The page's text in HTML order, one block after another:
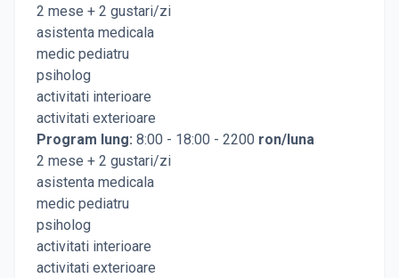
2 mese + 2 gustari/zi
asistenta medicala
medic pediatru
psiholog
activitati interioare
activitati exterioare
Program lung: 8:00 - 18:00 - 2200 ron/luna
2 mese + 2 gustari/zi
asistenta medicala
medic pediatru
psiholog
activitati interioare
activitati exterioare